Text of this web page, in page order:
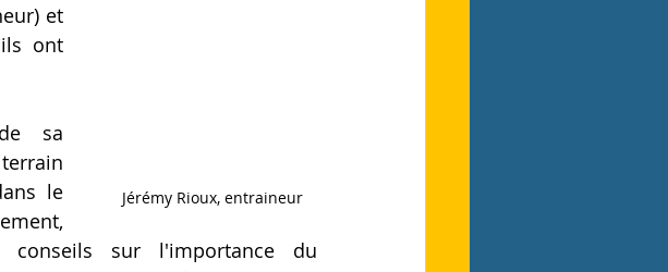
Jérémy Rioux, entraineur
et
ont
sa
le
conseils sur l'importance du